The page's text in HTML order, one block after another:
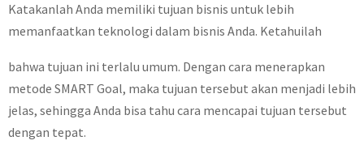
Katakanlah Anda memiliki tujuan bisnis untuk lebih
memanfaatkan teknologi dalam bisnis Anda. Ketahuilah
bahwa tujuan ini terlalu umum. Dengan cara menerapkan
metode SMART Goal, maka tujuan tersebut akan menjadi lebih
jelas, sehingga Anda bisa tahu cara mencapai tujuan tersebut
dengan tepat.